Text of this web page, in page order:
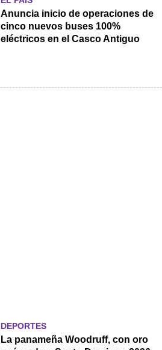
Anuncia inicio de operaciones de
cinco nuevos buses 100%
eléctricos en el Casco Antiguo
DEPORTES
La panameña Woodruff, con oro